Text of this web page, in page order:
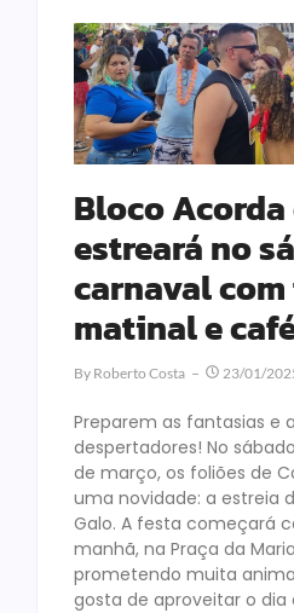
Bloco Acorda
estreará no
carnaval
matinal e
By Roberto Costa 23/01/
Preparem as fantasias e
despertadores! No
de março, os foliões de
uma novidade: a estreia
Galo. A festa começará
manhã, na Praça da
prometendo muita
gosta de aproveitar o